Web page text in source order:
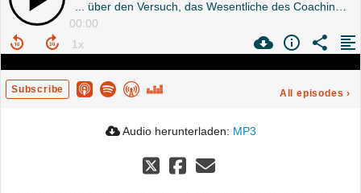
00:00
Subscribe All episodes ›
Audio herunterladen: MP3